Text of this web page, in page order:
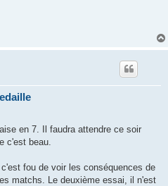
en 7. Il faudra attendre ce soir
c'est beau.
fou de voir les conséquences de
matchs. Le deuxième essai, il n'est